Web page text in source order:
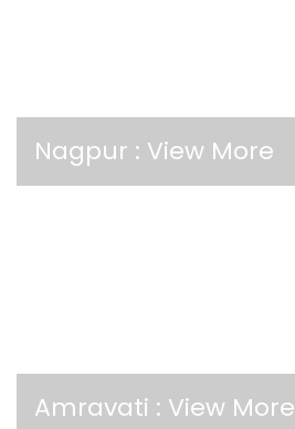
Nagpur : View More
Amravati : View More